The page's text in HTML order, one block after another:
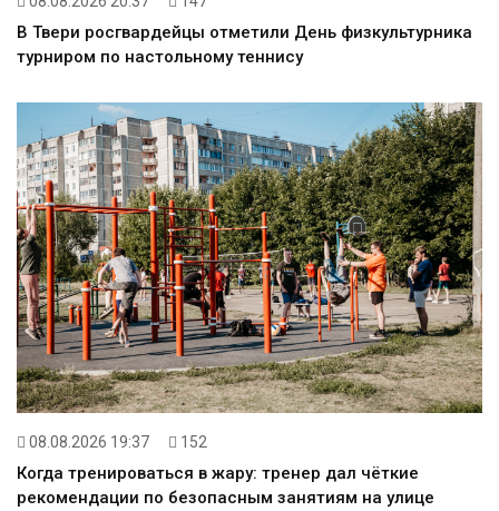
В Твери росгвардейцы отметили День физкультурника
турниром по настольному теннису
08.08.2026 19:37 152
Когда тренироваться в жару: тренер дал чёткие
рекомендации по безопасным занятиям на улице